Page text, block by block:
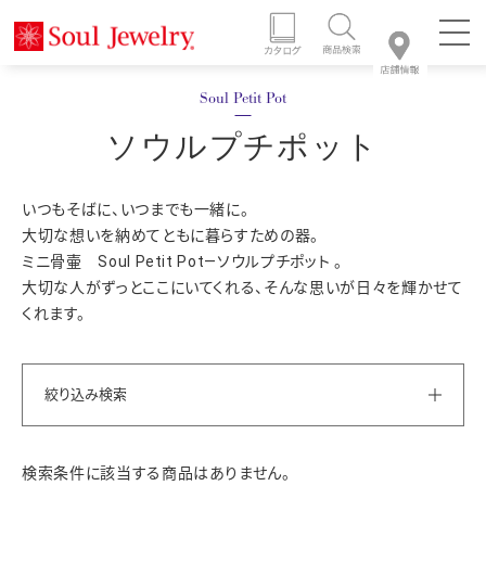
ソウルプチポット
いつもそばに、いつまでも一緒に。
大切な想いを納めてともに暮らすための器。
ミニ骨壷 Soul Petit Pot―ソウルプチポット 。
大切な人がずっとここにいてくれる、そんな思いが日々を輝かせて
くれます。
絞り込み検索
検索条件に該当する商品はありません。